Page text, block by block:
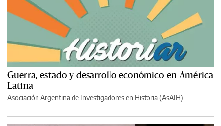
Guerra, estado y desarrollo económico en América
Latina
Asociación Argentina de Investigadores en Historia (AsAIH)